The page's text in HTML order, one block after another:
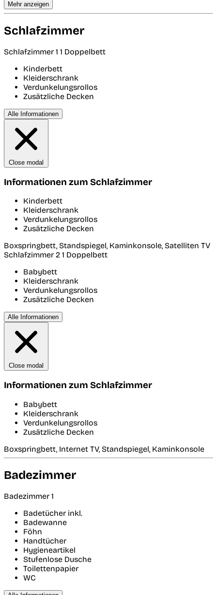
Mehr anzeigen
Schlafzimmer
Schlafzimmer 1 1 Doppelbett
Kinderbett
Kleiderschrank
Verdunkelungsrollos
Zusätzliche Decken
Alle Informationen
Close modal
Informationen zum Schlafzimmer
Kinderbett
Kleiderschrank
Verdunkelungsrollos
Zusätzliche Decken
Boxspringbett, Standspiegel, Kaminkonsole, Satelliten TV
Schlafzimmer 2 1 Doppelbett
Babybett
Kleiderschrank
Verdunkelungsrollos
Zusätzliche Decken
Alle Informationen
Close modal
Informationen zum Schlafzimmer
Babybett
Kleiderschrank
Verdunkelungsrollos
Zusätzliche Decken
Boxspringbett, Internet TV, Standspiegel, Kaminkonsole
Badezimmer
Badezimmer 1
Badetücher inkl.
Badewanne
Föhn
Handtücher
Hygieneartikel
Stufenlose Dusche
Toilettenpapier
WC